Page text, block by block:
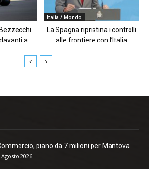
a...
Italia / Mondo
La Spagna ripristina i controlli
alle frontiere con l’Italia
piano da 7 milioni per Mantova
Agosto 2026